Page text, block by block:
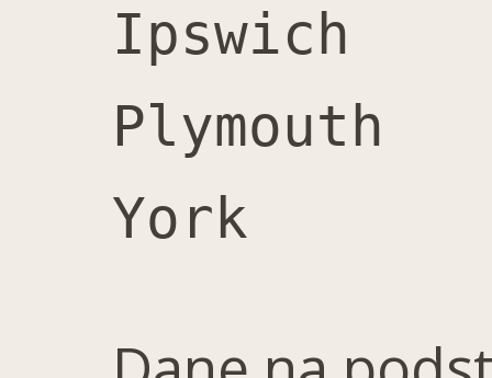
Ipswich			1,500		1,600		3,100		52%
Plymouth		1,400		1,500		2,900		52%